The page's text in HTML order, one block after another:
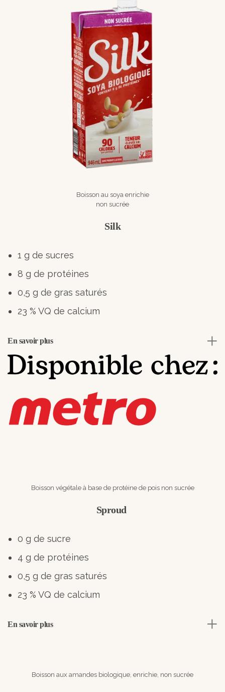
Boisson au soya enrichie
non sucrée
Silk
1 g de sucres
8 g de protéines
0,5 g de gras saturés
23 % VQ de calcium
En savoir plus
Boisson végétale à base de protéine de pois non sucrée
Sproud
0 g de sucre
4 g de protéines
0,5 g de gras saturés
23 % VQ de calcium
En savoir plus
Boisson aux amandes biologique, enrichie, non sucrée